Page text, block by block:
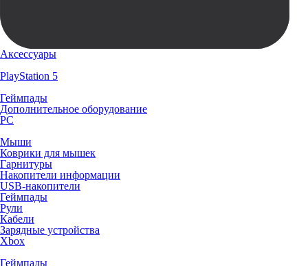
Аксессуары
PlayStation 5
Геймпады
Дополнительное оборудование
PC
Мыши
Коврики для мышек
Гарнитуры
Накопители информации
USB-накопители
Геймпады
Рули
Кабели
Зарядные устройства
Xbox
Геймпады